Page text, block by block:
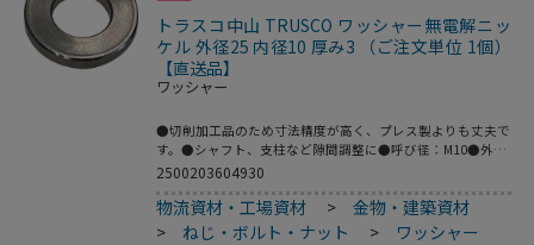
トラスコ中山 TRUSCO ワッシャー無電解ニッ
ケル 外径25 内径10 厚み3 （ご注文単位 1個）
【直送品】
ワッシャー
●切削加工品のため寸法精度が高く、プレス製よりも丈夫で
す。●シャフト、支柱など隙間調整に●呼び径：M10●外径
(mm)：25●内径(mm)：10●厚さ(mm)：3●鉄(無電解ニッ
2500203604930
物流資材・工場資材 >金物・建築資材
> ねじ・ボルト・ナット > ワッシャー